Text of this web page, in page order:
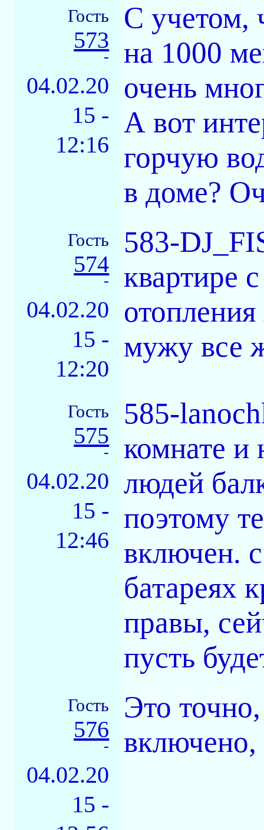
Гость
573
-
04.02.20
15 -
12:16
С учетом,
на 1000
очень
А вот
горчую
в доме?
Гость
574
-
04.02.20
15 -
12:20
583-
квартире
мужу все
Гость
575
-
04.02.20
15 -
12:46
585-
комнате и
людей
поэтому
включен.
батареях
правы,
пусть
Гость
576
-
04.02.20
15 -
Это
включено,